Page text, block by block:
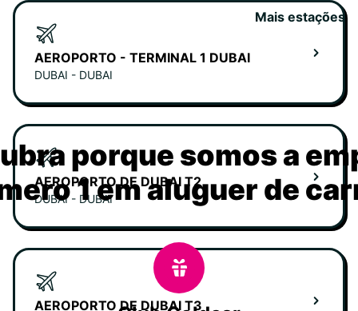
AEROPORTO - TERMINAL 1 DUBAI
DUBAI - DUBAI
AEROPORTO DE DUBAI T2
DUBAI - DUBAI
AEROPORTO DE DUBAI T3
Mais estações
porque somos a
1 em aluguer de